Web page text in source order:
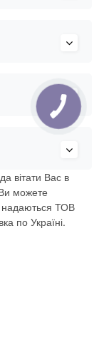
вітати Вас в
можете
надаються ТОВ
по Україні.